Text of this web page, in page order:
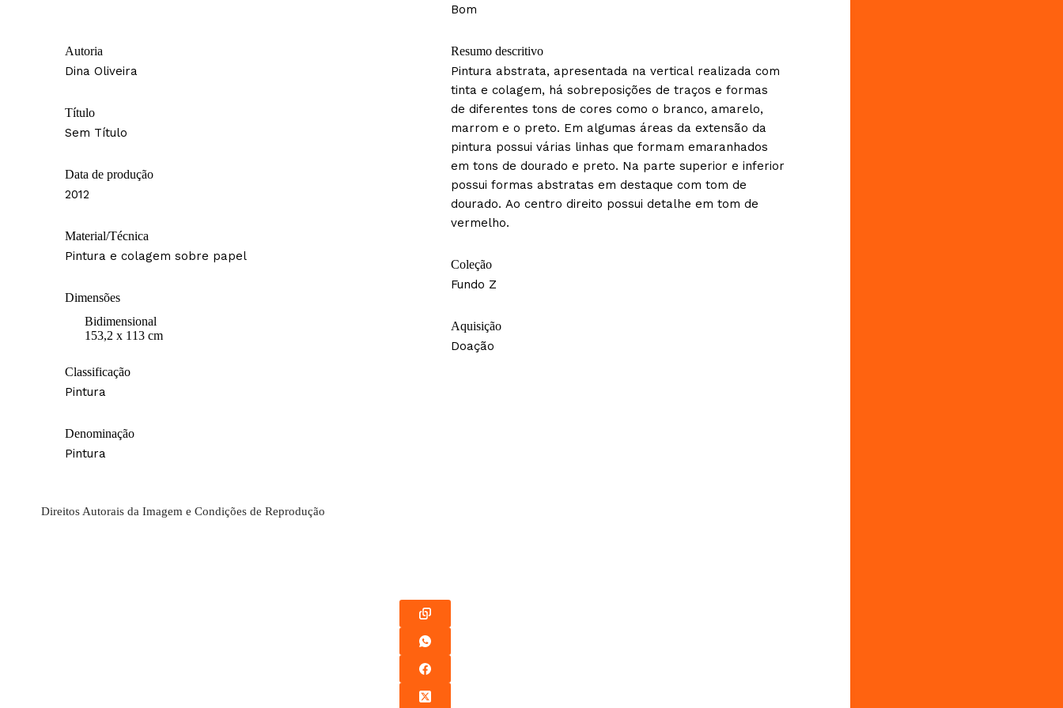
Autoria
Dina Oliveira
Título
Sem Título
Data de produção
2012
Material/Técnica
Pintura e colagem sobre papel
Dimensões
Bidimensional
153,2 x 113 cm
Classificação
Pintura
Denominação
Pintura
Bom
Resumo descritivo
Pintura abstrata, apresentada na vertical realizada com
tinta e colagem, há sobreposições de traços e formas
de diferentes tons de cores como o branco, amarelo,
marrom e o preto. Em algumas áreas da extensão da
pintura possui várias linhas que formam emaranhados
em tons de dourado e preto. Na parte superior e inferior
possui formas abstratas em destaque com tom de
dourado. Ao centro direito possui detalhe em tom de
vermelho.
Coleção
Fundo Z
Aquisição
Doação
Direitos Autorais da Imagem e Condições de Reprodução